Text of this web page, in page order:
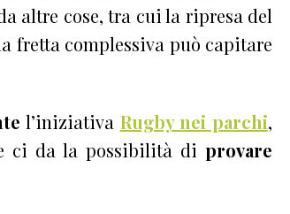
altre cose, tra cui la ripresa del
fretta complessiva può capitare
l’iniziativa Rugby nei parchi,
ci da la possibilità di provare